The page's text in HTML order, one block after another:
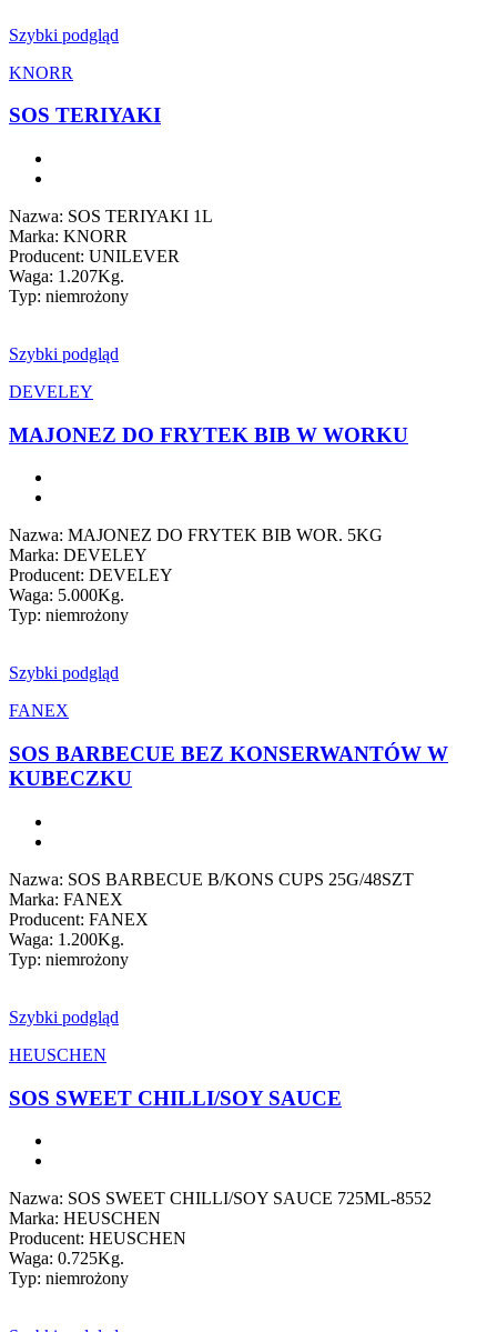
Szybki podgląd
KNORR
SOS TERIYAKI
Nazwa: SOS TERIYAKI 1L
Marka: KNORR
Producent: UNILEVER
Waga: 1.207Kg.
Typ: niemrożony
Szybki podgląd
DEVELEY
MAJONEZ DO FRYTEK BIB W WORKU
Nazwa: MAJONEZ DO FRYTEK BIB WOR. 5KG
Marka: DEVELEY
Producent: DEVELEY
Waga: 5.000Kg.
Typ: niemrożony
Szybki podgląd
FANEX
SOS BARBECUE BEZ KONSERWANTÓW W
KUBECZKU
Nazwa: SOS BARBECUE B/KONS CUPS 25G/48SZT
Marka: FANEX
Producent: FANEX
Waga: 1.200Kg.
Typ: niemrożony
Szybki podgląd
HEUSCHEN
SOS SWEET CHILLI/SOY SAUCE
Nazwa: SOS SWEET CHILLI/SOY SAUCE 725ML-8552
Marka: HEUSCHEN
Producent: HEUSCHEN
Waga: 0.725Kg.
Typ: niemrożony